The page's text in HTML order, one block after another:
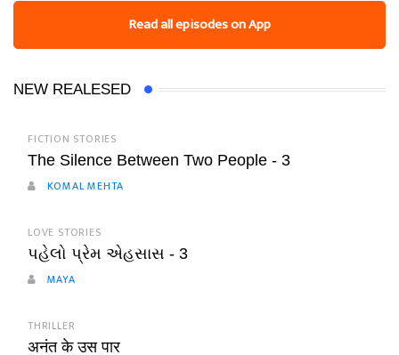
Read all episodes on App
NEW REALESED
FICTION STORIES
The Silence Between Two People - 3
KOMAL MEHTA
LOVE STORIES
પહેલો પ્રેમ એહસાસ - 3
MAYA
THRILLER
अनंत के उस पार